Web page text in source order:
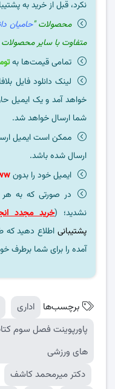
نکرد، قبل از خرید به
محصولات "حامیان
متفاوت با سایر
تمامی قیمت‌ها به
لینک دانلود فایل
خواهد آمد و یک ایمیل
شما ارسال خواهد شد.
ارسال شده باشد.
ایمیل خود را بدون
در صورتی که به هر
نشدید؛ (خرید مجدد
پشتیبانی اطلاع دهید که
آمده را برای شما برطرف
برچسب‌ها اداری
پاورپوینت فصل سوم
های ورزشی
دکتر میرمحمد کاشف